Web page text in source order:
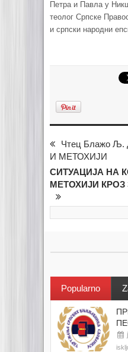
Петра и Павла у
теолог Српске
и српски народни
Чтец Блажо Љ.
И МЕТОХИЈИ
СИТУАЦИЈА НА
МЕТОХИЈИ
Popularno